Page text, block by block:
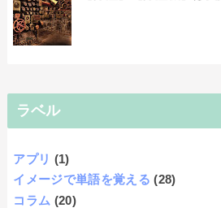
ラベル
アプリ (1)
イメージで単語を覚える (28)
コラム (20)